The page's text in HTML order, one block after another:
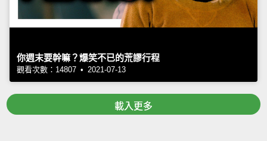
你週末要幹嘛？爆笑不已的荒謬行程
觀看次數：14807 • 2021-07-13
載入更多